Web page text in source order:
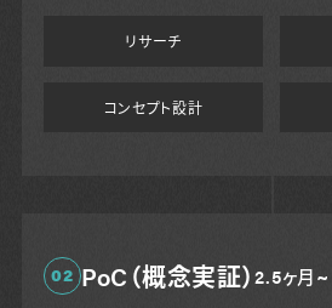
リサーチ
コンセプト設計
02 PoC（概念実証）2.5ヶ月~